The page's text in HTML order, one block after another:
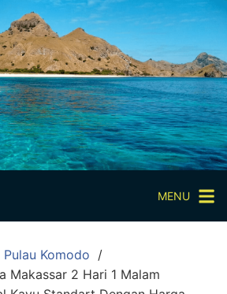
MENU
Komodo
Makassar 2 Hari 1 Malam